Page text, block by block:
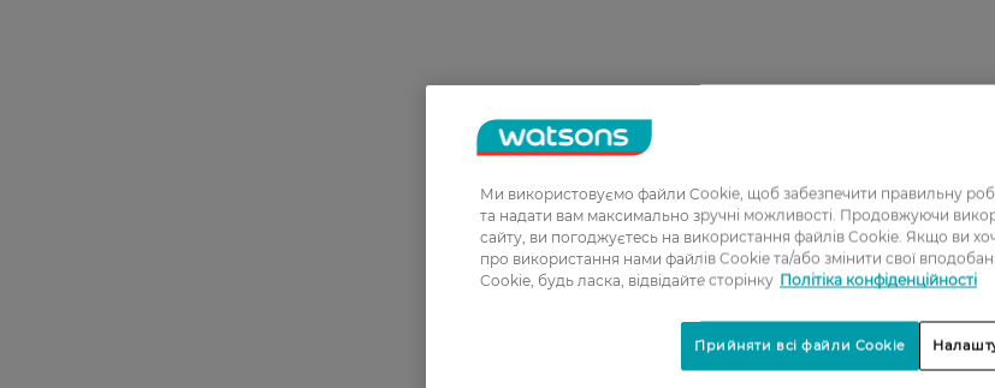
Ми використовуємо файли Cookie, щоб забезпечити правильну
та надати вам максимально зручні можливості. Продовжуючи
сайту, ви погоджуєтесь на використання файлів Cookie. Якщо ви
про використання нами файлів Cookie та/або змінити свої
Cookie, будь ласка, відвідайте сторінку Політіка конфіденційності
Прийняти всі файли Cookie